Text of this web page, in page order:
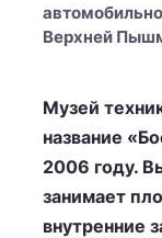
Верхней
Музей
название
2006 году.
занимает
внутренние